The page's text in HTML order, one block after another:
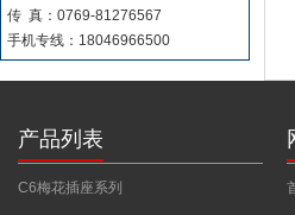
传 真：0769-81276567
手机专线：18046966500
产品列表
C6梅花插座系列